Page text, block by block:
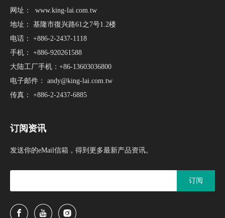
网址： www.king-lai.com.tw
地址： 基隆市復兴路61之7号1.2楼
电话： +886-2-2437-1118
手机： +886-920261588
大陆工厂手机：+86-13603036800
电子邮件： andy@king-lai.com.tw
传真： +886-2-2437-6885
订阅资讯
发送你的eMail信箱，得到更多最新产品资讯。
订阅